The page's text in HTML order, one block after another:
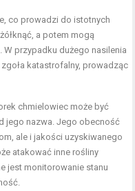
co prowadzi do istotnych
a potem mogą
W przypadku dużego nasilenia
katastrofalny, prowadząc
chmielowiec może być
jego nazwa. Jego obecność
ale i jakości uzyskiwanego
atakować inne rośliny
jest monitorowanie stanu